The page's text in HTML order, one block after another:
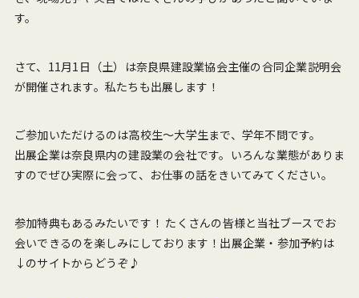
す。
さて、11月1日（土）は奈良県建設業協会主催の合同企業説明会
が開催されます。私たちも出展します！
ご参加いただけるのは高校生～大学生まで、学年不問です。
出展企業は奈良県内の建設業の会社です。いろんな業態がありま
すのでぜひ実際に会って、お仕事の話をきいてみてください。
参加特典もあるみたいです！ たくさんの皆様と当社ブースでお
会いできるのを楽しみにしております！出展企業・参加予約は
↓のサイトからどうぞ♪